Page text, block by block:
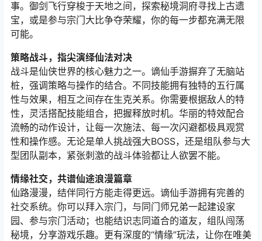
事。御剑飞行穿梭于天地之间，探索秘境洞府寻找上古遗
宝，或是参与宗门大比争夺荣耀，你的每一步都充满无限
可能。
策略战斗，指尖演绎仙法对决
战斗是仙侠世界的核心魅力之一。谪仙手游摒弃了无脑站
桩，强调策略与操作的结合。不同技能拥有独特的五行属
性与效果，相互之间存在生克关系。你需要根据敌人的特
性，灵活搭配技能组合，把握释放时机。华丽的特效配合
流畅的动作设计，让每一次施法、每一次闪避都极具观赏
性和操作感。无论是单人挑战强大BOSS，还是组队参与大
型团队副本，紧张刺激的战斗体验都让人欲罢不能。
情缘社交，共谱仙途浪漫篇章
仙路漫漫，结伴同行方能走得更远。谪仙手游拥有完善的
社交系统。你可以拜入宗门，与同门师兄弟一起建设家
园、参与宗门活动；也能结识志同道合的道友，组队闯荡
秘境，分享游戏乐趣。更有深度的“情缘”玩法，让你在唯美